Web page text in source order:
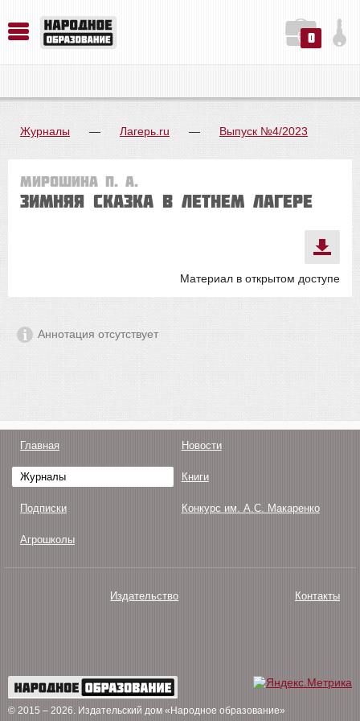
0
Журналы — Лагерь.ru — Выпуск №4/2023
Мирошина П. А.
Зимняя сказка в летнем лагере
Материал в открытом доступе
Аннотация отсутствует
Главная Новости
Журналы Книги
Подписки Конкурс им. А.С. Макаренко
Агрошколы
Издательство Контакты
© 2015 – 2026. Издательский дом «Народное образование»